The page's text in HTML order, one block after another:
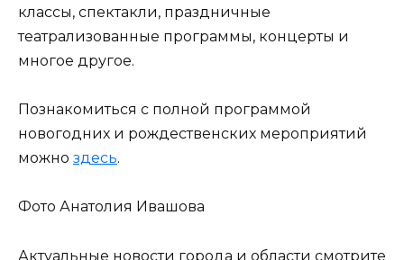
классы, спектакли, праздничные
театрализованные программы, концерты и
многое другое.
Познакомиться с полной программой
новогодних и рождественских мероприятий
можно здесь.
Фото Анатолия Ивашова
Актуальные новости города и области смотрите